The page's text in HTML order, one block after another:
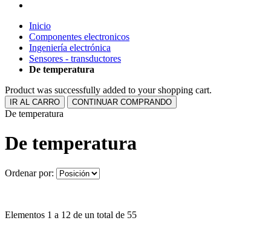
Inicio
Componentes electronicos
Ingeniería electrónica
Sensores - transductores
De temperatura
Product was successfully added to your shopping cart.
IR AL CARRO CONTINUAR COMPRANDO
De temperatura
De temperatura
Ordenar por:
Elementos 1 a 12 de un total de 55